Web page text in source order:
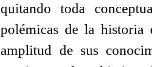
quitando toda
polémicas de la historia
amplitud de sus